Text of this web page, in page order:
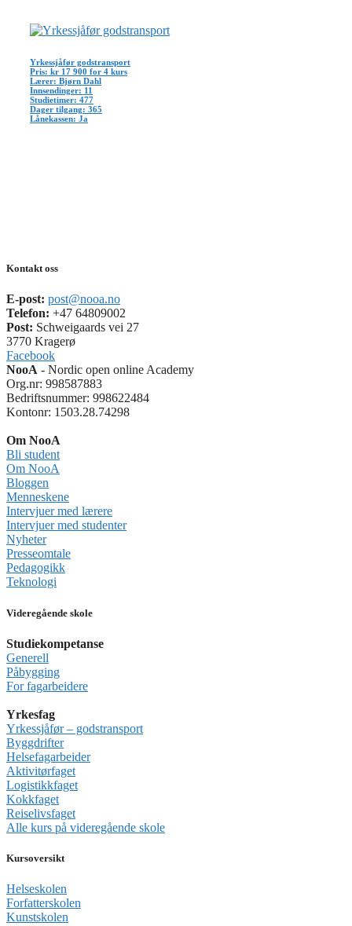
Yrkessjåfør godstransport
Pris: kr 17 900 for 4 kurs
Lærer: Bjørn Dahl
Innsendinger: 11
Studietimer: 477
Dager tilgang: 365
Lånekassen: Ja
Kontakt oss
E-post: post@nooa.no
Telefon: +47 64809002
Post: Schweigaards vei 27
3770 Kragerø
Facebook
NooA - Nordic open online Academy
Org.nr: 998587883
Bedriftsnummer: 998622484
Kontonr: 1503.28.74298
Om NooA
Bli student
Om NooA
Bloggen
Menneskene
Intervjuer med lærere
Intervjuer med studenter
Nyheter
Presseomtale
Pedagogikk
Teknologi
Videregående skole
Studiekompetanse
Generell
Påbygging
For fagarbeidere
Yrkesfag
Yrkessjåfør – godstransport
Byggdrifter
Helsefagarbeider
Aktivitørfaget
Logistikkfaget
Kokkfaget
Reiselivsfaget
Alle kurs på videregående skole
Kursoversikt
Helseskolen
Forfatterskolen
Kunstskolen